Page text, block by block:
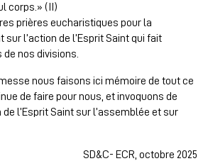
corps.» (II)
prières eucharistiques pour la
l’action de l’Esprit Saint qui fait
nos divisions.
nous faisons ici mémoire de tout ce
de faire pour nous, et invoquons de
l’Esprit Saint sur l’assemblée et sur
SD&C- ECR, octobre 2025